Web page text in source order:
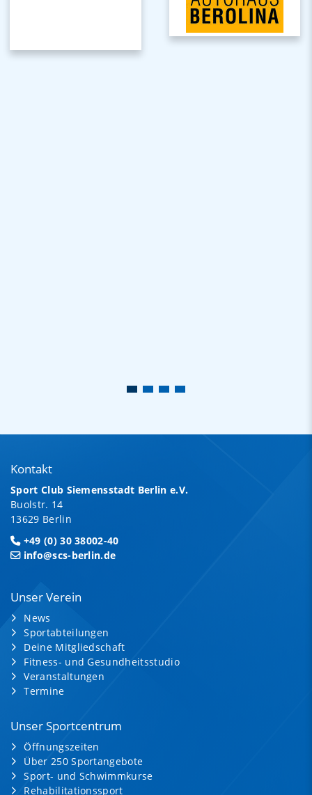
Kontakt
Sport Club Siemensstadt Berlin e.V.
Buolstr. 14
13629 Berlin
+49 (0) 30 38002-40
info@scs-berlin.de
Unser Verein
News
Sportabteilungen
Deine Mitgliedschaft
Fitness- und Gesundheitsstudio
Veranstaltungen
Termine
Unser Sportcentrum
Öffnungszeiten
Über 250 Sportangebote
Sport- und Schwimmkurse
Rehabilitationssport